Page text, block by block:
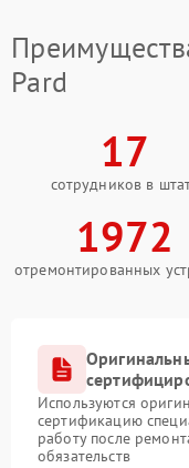
Pard
17
сотрудников в
1972
отремонтированных
Используются
сертификацию
работу после
обязательств